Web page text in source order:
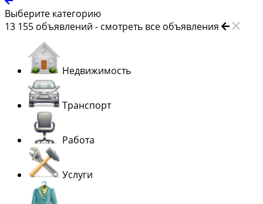
Выберите категорию
13 155 объявлений - смотреть все объявления
Недвижимость
Транспорт
Работа
Услуги